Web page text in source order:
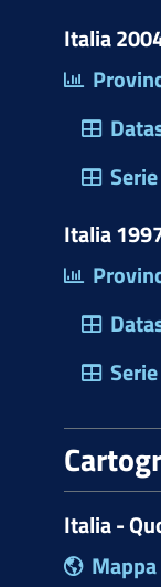
Italia
Italia
Italia -